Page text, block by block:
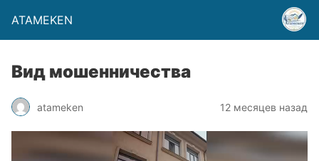
ATAMEKEN
Вид мошенничества
atameken 12 месяцев назад